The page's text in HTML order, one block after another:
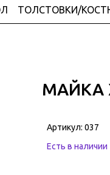
ТОЛСТОВКИ/
МАЙКА
Артикул:037
Есть в наличии